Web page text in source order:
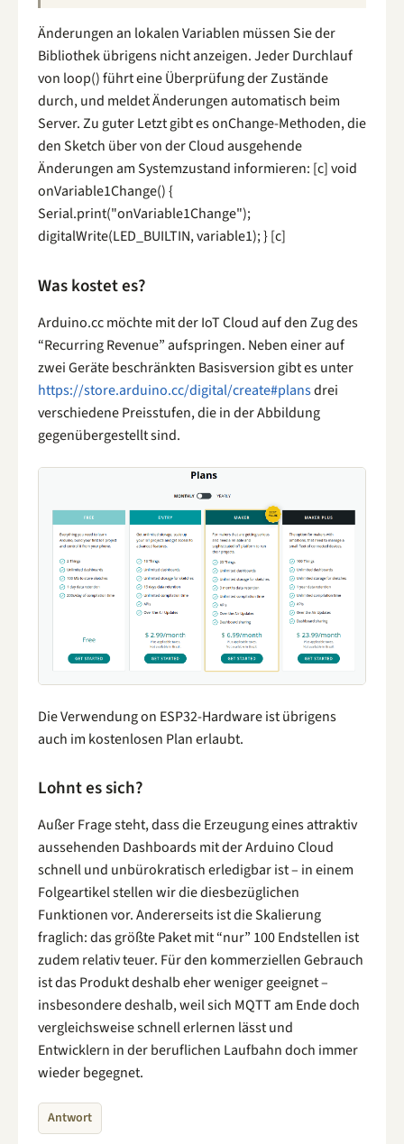
Änderungen an lokalen Variablen müssen Sie der
Bibliothek übrigens nicht anzeigen. Jeder Durchlauf
von loop() führt eine Überprüfung der Zustände
durch, und meldet Änderungen automatisch beim
Server. Zu guter Letzt gibt es onChange-Methoden, die
den Sketch über von der Cloud ausgehende
Änderungen am Systemzustand informieren: [c] void
onVariable1Change() {
Serial.print("onVariable1Change");
digitalWrite(LED_BUILTIN, variable1); } [c]
Was kostet es?
Arduino.cc möchte mit der IoT Cloud auf den Zug des
“Recurring Revenue” aufspringen. Neben einer auf
zwei Geräte beschränkten Basisversion gibt es unter
https://store.arduino.cc/digital/create#plansdrei
verschiedene Preisstufen, die in der Abbildung
gegenübergestellt sind.
Die Verwendung on ESP32-Hardware ist übrigens
auch im kostenlosen Plan erlaubt.
Lohnt es sich?
Außer Frage steht, dass die Erzeugung eines attraktiv
aussehenden Dashboards mit der Arduino Cloud
schnell und unbürokratisch erledigbar ist – in einem
Folgeartikel stellen wir die diesbezüglichen
Funktionen vor. Andererseits ist die Skalierung
fraglich: das größte Paket mit “nur” 100 Endstellen ist
zudem relativ teuer. Für den kommerziellen Gebrauch
ist das Produkt deshalb eher weniger geeignet –
insbesondere deshalb, weil sich MQTT am Ende doch
vergleichsweise schnell erlernen lässt und
Entwicklern in der beruflichen Laufbahn doch immer
wieder begegnet.
Antwort